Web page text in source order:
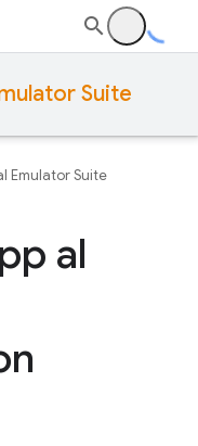
Suite
Emulator Suite
al